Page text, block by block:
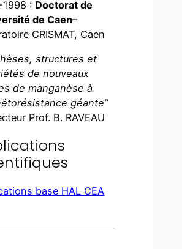
: Doctorat de
de Caen–
CRISMAT, Caen
structures et
de nouveaux
de manganèse à
géante”
Prof. B. RAVEAU
base HAL CEA